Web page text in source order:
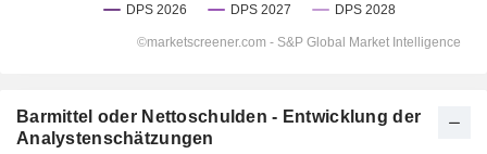
Barmittel oder Nettoschulden - Entwicklung der
Analystenschätzungen